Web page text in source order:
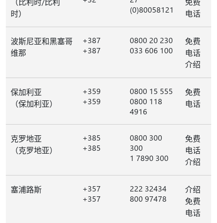
时）
(0)80058121
电话
波斯尼亚和黑塞哥
维那
+387
+387
0800 20 230
033 606 100
免费
电话
介绍
保加利亚
（保加利亚）
+359
+359
0800 15 555
0800 118
4916
免费
电话
克罗地亚
（克罗地亚）
+385
+385
0800 300
300
1 7890 300
免费
电话
介绍
塞浦路斯
+357
+357
222 32434
800 97478
介绍
免费
电话